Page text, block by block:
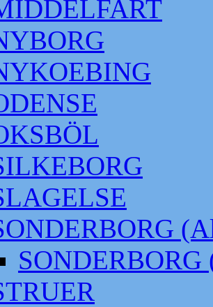
SONDERBORG